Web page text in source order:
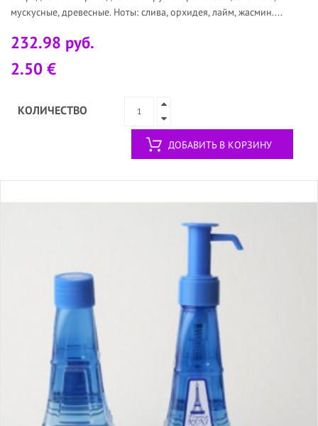
мускусные, древесные. Ноты: слива, орхидея, лайм, жасмин....
232.98 руб.
2.50 €
КОЛИЧЕСТВО
ДОБАВИТЬ В КОРЗИНУ